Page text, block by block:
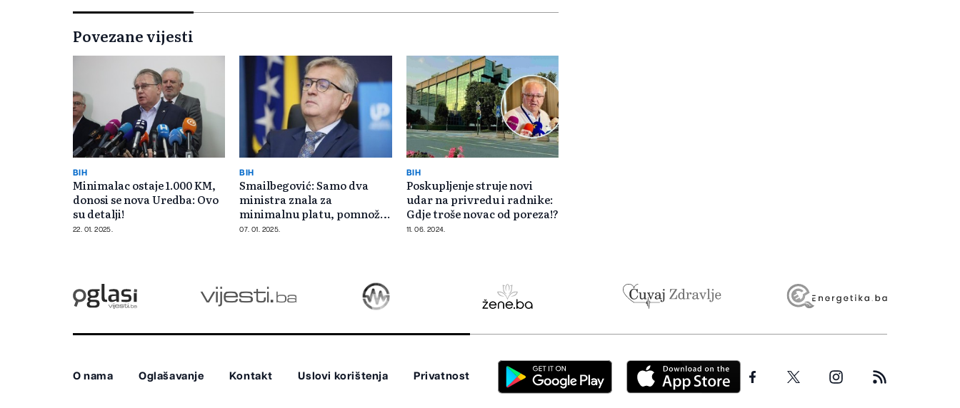
Povezane vijesti
BIH
Minimalac ostaje 1.000 KM,
donosi se nova Uredba: Ovo
su detalji!
22. 01. 2025.
BIH
Smailbegović: Samo dva
ministra znala za
minimalnu platu, pomnožili
nas s nulom
07. 01. 2025.
BIH
Poskupljenje struje novi
udar na privredu i radnike:
Gdje troše novac od poreza!?
11. 06. 2024.
O nama Oglašavanje Kontakt Uslovi korištenja Privatnost